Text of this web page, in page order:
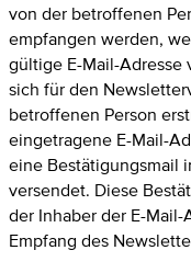
von der betroffenen
empfangen werden,
gültige E-Mail-Adresse
sich für den
betroffenen Person
eingetragene E-Mail-
eine Bestätigungsmail
versendet. Diese
der Inhaber der E-
Empfang des